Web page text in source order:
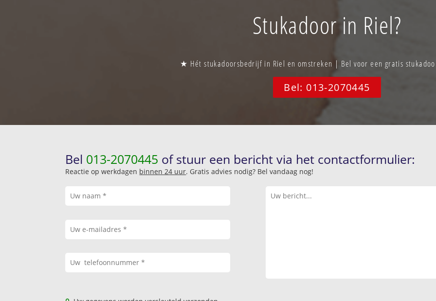
Stukadoor in Riel?
★ Hét stukadoorsbedrijf in Riel en omstreken | Bel voor een gratis
Bel: 013-2070445
Bel 013-2070445 of stuur een bericht via het contactformulier:
Reactie op werkdagen binnen 24 uur. Gratis advies nodig? Bel vandaag nog!